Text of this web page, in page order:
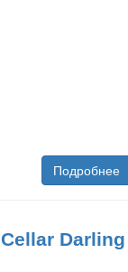
Подробнее
Darling